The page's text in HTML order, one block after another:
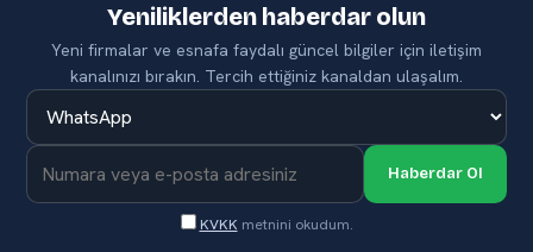
Yeniliklerden haberdar olun
Yeni firmalar ve esnafa faydalı güncel bilgiler için iletişim
kanalınızı bırakın. Tercih ettiğiniz kanaldan ulaşalım.
Haberdar Ol
KVKK metnini okudum.